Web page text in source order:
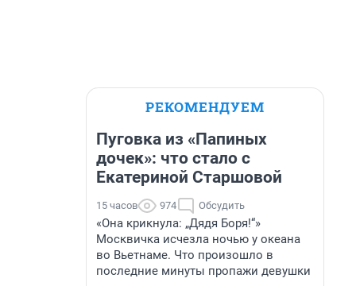
РЕКОМЕНДУЕМ
Пуговка из «Папиных
дочек»: что стало с
Екатериной Старшовой
15 часов 974 Обсудить
«Она крикнула: „Дядя Боря!“»
Москвичка исчезла ночью у океана
во Вьетнаме. Что произошло в
последние минуты пропажи девушки